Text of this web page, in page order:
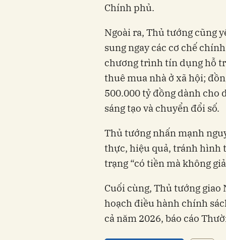
Chính phủ.
Ngoài ra, Thủ tướng cũng
sung ngay các cơ chế
chương trình tín dụng hỗ
thuê mua nhà ở xã hội;
500.000 tỷ đồng dành cho
sáng tạo và chuyển đổi số.
Thủ tướng nhấn mạnh
thực, hiệu quả, tránh hình
trạng “có tiền mà không
Cuối cùng, Thủ tướng giao
hoạch điều hành chính
cả năm 2026, báo cáo